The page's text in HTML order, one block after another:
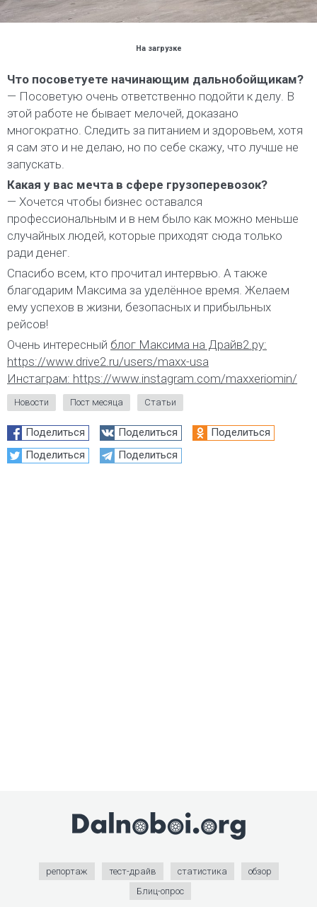
На загрузке
Что посоветуете начинающим дальнобойщикам?
— Посоветую очень ответственно подойти к делу. В
этой работе не бывает мелочей, доказано
многократно. Следить за питанием и здоровьем, хотя
я сам это и не делаю, но по себе скажу, что лучше не
запускать.
Какая у вас мечта в сфере грузоперевозок?
— Хочется чтобы бизнес оставался
профессиональным и в нем было как можно меньше
случайных людей, которые приходят сюда только
ради денег.
Спасибо всем, кто прочитал интервью. А также
благодарим Максима за уделённое время. Желаем
ему успехов в жизни, безопасных и прибыльных
рейсов!
Очень интересный блог Максима на Драйв2.ру:
https://www.drive2.ru/users/maxx-usa
Инстаграм: https://www.instagram.com/maxxeriomin/
Новости Пост месяца Статьи
Поделиться Поделиться
Поделиться
Поделиться
Поделиться
репортаж тест-драйв статистика
обзор
Блиц-опрос